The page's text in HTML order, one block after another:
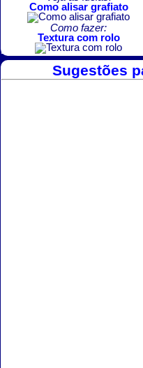
Como alisar grafiato
Como fazer:
Textura com rolo
Sugestões